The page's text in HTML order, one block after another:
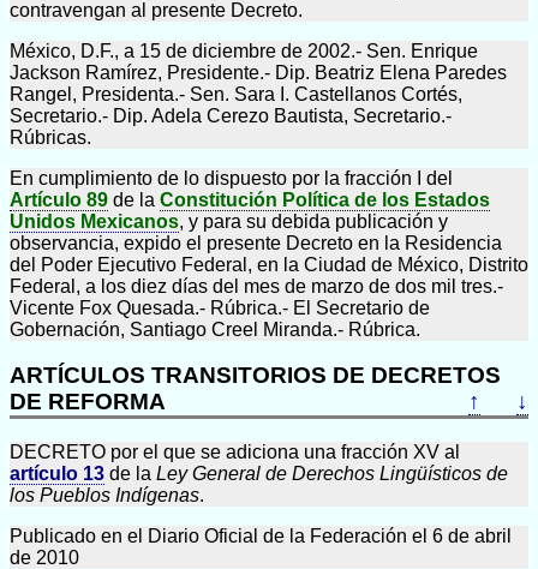
contravengan al presente Decreto.
México, D.F., a 15 de diciembre de 2002.- Sen. Enrique
Jackson Ramírez, Presidente.- Dip. Beatriz Elena Paredes
Rangel, Presidenta.- Sen. Sara I. Castellanos Cortés,
Secretario.- Dip. Adela Cerezo Bautista, Secretario.-
Rúbricas.
En cumplimiento de lo dispuesto por la fracción I del
Artículo 89 de la Constitución Política de los Estados
Unidos Mexicanos, y para su debida publicación y
observancia, expido el presente Decreto en la Residencia
del Poder Ejecutivo Federal, en la Ciudad de México, Distrito
Federal, a los diez días del mes de marzo de dos mil tres.-
Vicente Fox Quesada.- Rúbrica.- El Secretario de
Gobernación, Santiago Creel Miranda.- Rúbrica.
ARTÍCULOS TRANSITORIOS DE DECRETOS
DE REFORMA
↑ ↓
DECRETO por el que se adiciona una fracción XV al
artículo 13 de la Ley General de Derechos Lingüísticos de
los Pueblos Indígenas.
Publicado en el Diario Oficial de la Federación el 6 de abril
de 2010